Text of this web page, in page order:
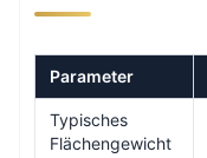
Parameter
Typisches
Flächengewicht